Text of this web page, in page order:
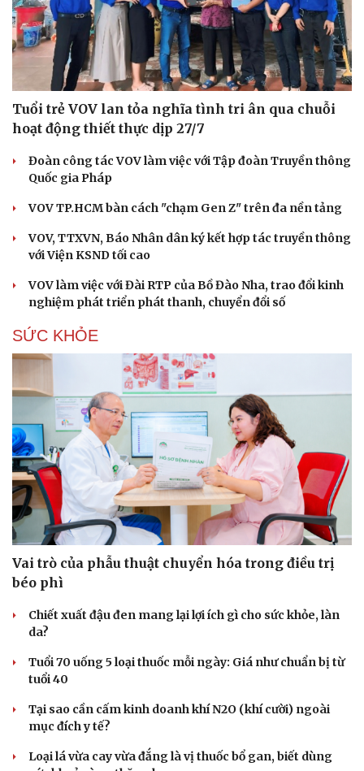
Tuổi trẻ VOV lan tỏa nghĩa tình tri ân qua chuỗi
hoạt động thiết thực dịp 27/7
Đoàn công tác VOV làm việc với Tập đoàn Truyền thông
Quốc gia Pháp
VOV TP.HCM bàn cách "chạm Gen Z" trên đa nền tảng
VOV, TTXVN, Báo Nhân dân ký kết hợp tác truyền thông
với Viện KSND tối cao
VOV làm việc với Đài RTP của Bồ Đào Nha, trao đổi kinh
nghiệm phát triển phát thanh, chuyển đổi số
SỨC KHỎE
Vai trò của phẫu thuật chuyển hóa trong điều trị
béo phì
Chiết xuất đậu đen mang lại lợi ích gì cho sức khỏe, làn
da?
Tuổi 70 uống 5 loại thuốc mỗi ngày: Giá như chuẩn bị từ
tuổi 40
Tại sao cần cấm kinh doanh khí N2O (khí cười) ngoài
mục đích y tế?
Loại lá vừa cay vừa đắng là vị thuốc bổ gan, biết dùng